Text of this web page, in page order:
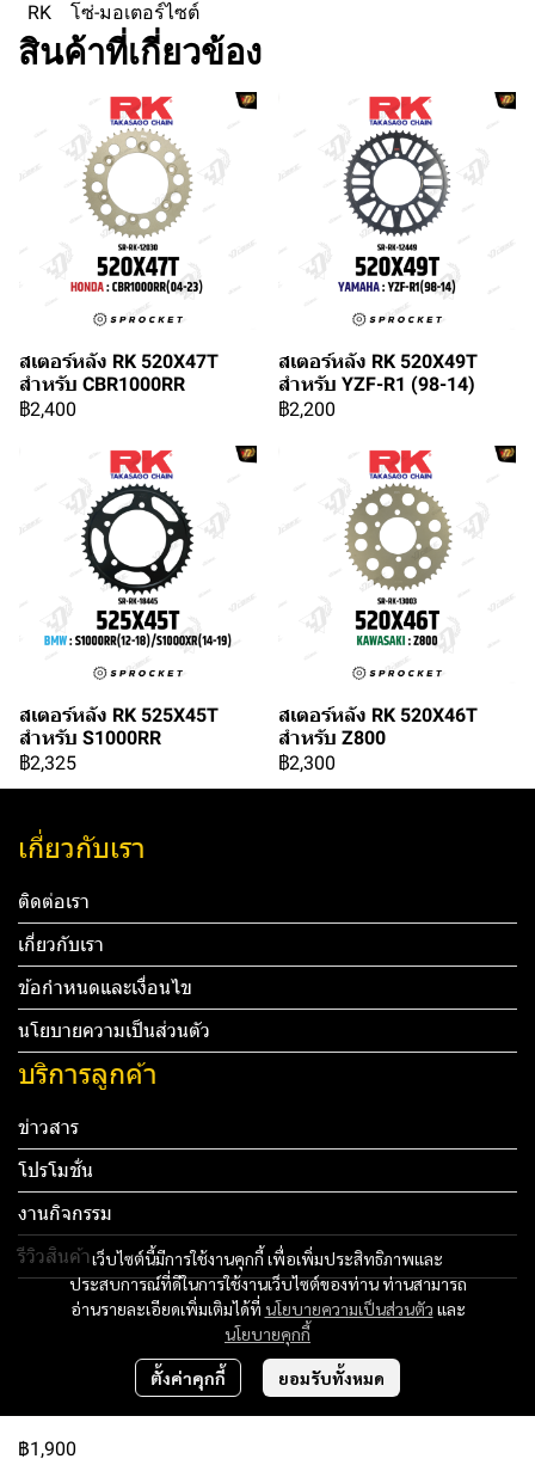
RK โซ่-มอเตอร์ไซต์
สินค้าที่เกี่ยวข้อง
สเตอร์หลัง RK 520X47T
สำหรับ CBR1000RR
฿2,400
สเตอร์หลัง RK 520X49T
สำหรับ YZF-R1 (98-14)
฿2,200
สเตอร์หลัง RK 525X45T
สำหรับ S1000RR
฿2,325
สเตอร์หลัง RK 520X46T
สำหรับ Z800
฿2,300
฿1,900
เว็บไซต์นี้มีการใช้งานคุกกี้ เพื่อเพิ่มประสิทธิภาพและ
ประสบการณ์ที่ดีในการใช้งานเว็บไซต์ของท่าน ท่านสามารถ
อ่านรายละเอียดเพิ่มเติมได้ที่ นโยบายความเป็นส่วนตัว และ
นโยบายคุกกี้
ตั้งค่าคุกกี้ ยอมรับทั้งหมด
เกี่ยวกับเรา
ติดต่อเรา
เกี่ยวกับเรา
ข้อกำหนดและเงื่อนไข
นโยบายความเป็นส่วนตัว
บริการลูกค้า
ข่าวสาร
โปรโมชั่น
งานกิจกรรม
รีวิวสินค้า
Tel: 012 345 67890 Email: mail@yourdomain.com